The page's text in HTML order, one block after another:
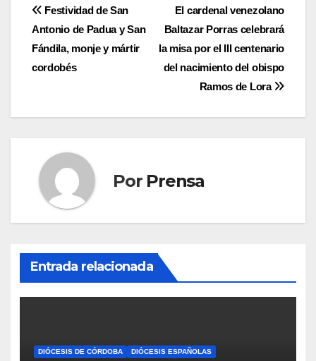
Navegación
de
entradas
El cardenal venezolano
Baltazar Porras celebrará
la misa por el III centenario
del nacimiento del obispo
Ramos de Lora
Festividad de San
Antonio de Padua y San
Fándila, monje y mártir
cordobés
Por Prensa
Entrada relacionada
DIÓCESIS DE CÓRDOBA DIÓCESIS ESPAÑOLAS